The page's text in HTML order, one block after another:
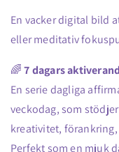
En vacker digital bild
eller meditativ
🌈7 dagars
En serie dagliga
veckodag, som
kreativitet,
Perfekt som en mjuk